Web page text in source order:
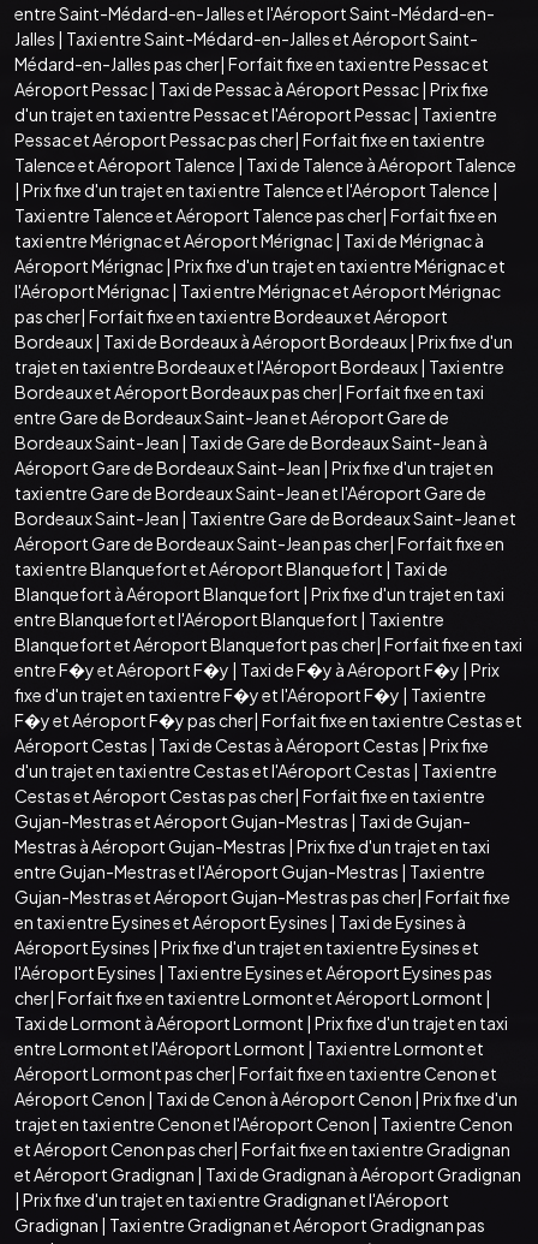
entre Saint-Médard-en-Jalles et l'Aéroport Saint-Médard-en-
Jalles | Taxi entre Saint-Médard-en-Jalles et Aéroport Saint-
Médard-en-Jalles pas cher| Forfait fixe en taxi entre Pessac et
Aéroport Pessac| Taxi de Pessac à Aéroport Pessac| Prix fixe
d'un trajet en taxi entre Pessac et l'Aéroport Pessac| Taxi entre
Pessac et Aéroport Pessac pas cher| Forfait fixe en taxi entre
Talence et Aéroport Talence | Taxi de Talence à Aéroport Talence
| Prix fixe d'un trajet en taxi entre Talence et l'Aéroport Talence |
Taxi entre Talence et Aéroport Talence pas cher| Forfait fixe en
taxi entre Mérignac et Aéroport Mérignac| Taxi de Mérignac à
Aéroport Mérignac| Prix fixe d'un trajet en taxi entre Mérignac et
l'Aéroport Mérignac| Taxi entre Mérignac et Aéroport Mérignac
pas cher| Forfait fixe en taxi entre Bordeaux et Aéroport
Bordeaux| Taxi de Bordeaux à Aéroport Bordeaux| Prix fixe d'un
trajet en taxi entre Bordeaux et l'Aéroport Bordeaux| Taxi entre
Bordeaux et Aéroport Bordeaux pas cher| Forfait fixe en taxi
entre Gare de Bordeaux Saint-Jean et Aéroport Gare de
Bordeaux Saint-Jean | Taxi de Gare de Bordeaux Saint-Jean à
Aéroport Gare de Bordeaux Saint-Jean | Prix fixe d'un trajet en
taxi entre Gare de Bordeaux Saint-Jean et l'Aéroport Gare de
Bordeaux Saint-Jean | Taxi entre Gare de Bordeaux Saint-Jean et
Aéroport Gare de Bordeaux Saint-Jean pas cher| Forfait fixe en
taxi entre Blanquefort et Aéroport Blanquefort | Taxi de
Blanquefort à Aéroport Blanquefort | Prix fixe d'un trajet en taxi
entre Blanquefort et l'Aéroport Blanquefort | Taxi entre
Blanquefort et Aéroport Blanquefort pas cher| Forfait fixe en taxi
entre F�y et Aéroport F�y | Taxi de F�y à Aéroport F�y | Prix
fixe d'un trajet en taxi entre F�y et l'Aéroport F�y | Taxi entre
F�y et Aéroport F�y pas cher| Forfait fixe en taxi entre Cestas et
Aéroport Cestas | Taxi de Cestas à Aéroport Cestas | Prix fixe
d'un trajet en taxi entre Cestas et l'Aéroport Cestas | Taxi entre
Cestas et Aéroport Cestas pas cher| Forfait fixe en taxi entre
Gujan-Mestras et Aéroport Gujan-Mestras | Taxi de Gujan-
Mestras à Aéroport Gujan-Mestras | Prix fixe d'un trajet en taxi
entre Gujan-Mestras et l'Aéroport Gujan-Mestras | Taxi entre
Gujan-Mestras et Aéroport Gujan-Mestras pas cher| Forfait fixe
en taxi entre Eysines et Aéroport Eysines | Taxi de Eysines à
Aéroport Eysines | Prix fixe d'un trajet en taxi entre Eysines et
l'Aéroport Eysines | Taxi entre Eysines et Aéroport Eysines pas
cher| Forfait fixe en taxi entre Lormont et Aéroport Lormont |
Taxi de Lormont à Aéroport Lormont | Prix fixe d'un trajet en taxi
entre Lormont et l'Aéroport Lormont | Taxi entre Lormont et
Aéroport Lormont pas cher| Forfait fixe en taxi entre Cenon et
Aéroport Cenon | Taxi de Cenon à Aéroport Cenon | Prix fixe d'un
trajet en taxi entre Cenon et l'Aéroport Cenon | Taxi entre Cenon
et Aéroport Cenon pas cher| Forfait fixe en taxi entre Gradignan
et Aéroport Gradignan | Taxi de Gradignan à Aéroport Gradignan
| Prix fixe d'un trajet en taxi entre Gradignan et l'Aéroport
Gradignan | Taxi entre Gradignan et Aéroport Gradignan pas